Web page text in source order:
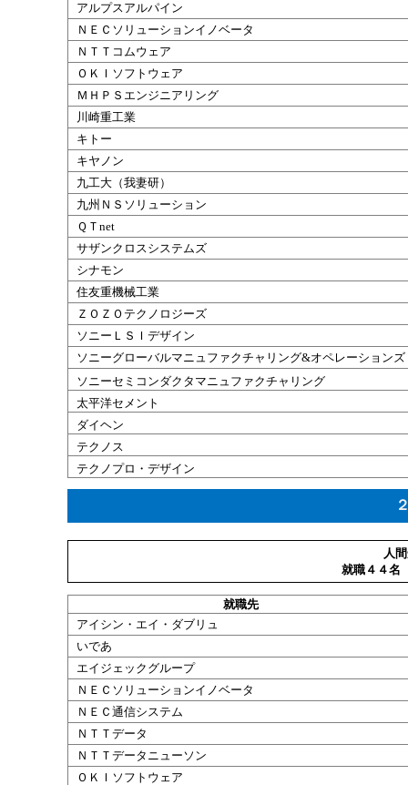
アルプスアルパイン
ＮＥＣソリューションイノベータ
ＮＴＴコムウェア
ＯＫＩソフトウェア
ＭＨＰＳエンジニアリング
川崎重工業
キトー
キヤノン
九工大（我妻研）
九州ＮＳソリューション
ＱＴnet
サザンクロスシステムズ
シナモン
住友重機械工業
ＺＯＺＯテクノロジーズ
ソニーＬＳＩデザイン
ソニーグローバルマニュファクチャリング&オペレーションズ
ソニーセミコンダクタマニュファクチャリング
太平洋セメント
ダイヘン
テクノス
テクノプロ・デザイン
人
就職４４名
就職先
アイシン・エイ・ダブリュ
いであ
エイジェックグループ
ＮＥＣソリューションイノベータ
ＮＥＣ通信システム
ＮＴＴデータ
ＮＴＴデータニューソン
ＯＫＩソフトウェア